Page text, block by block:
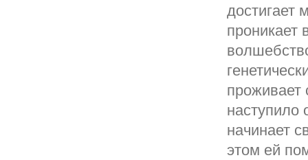
достигает
проникает
проживает
наступило
начинает
этом ей